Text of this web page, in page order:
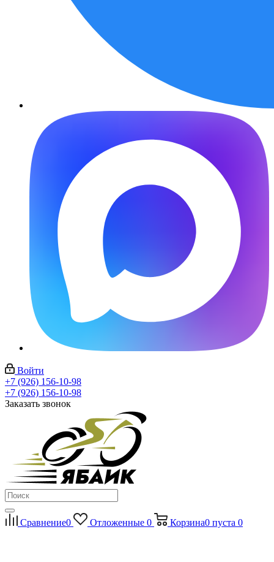
Войти
+7 (926) 156-10-98
+7 (926) 156-10-98
Заказать звонок
Сравнение0 Отложенные 0 Корзина0 пуста 0